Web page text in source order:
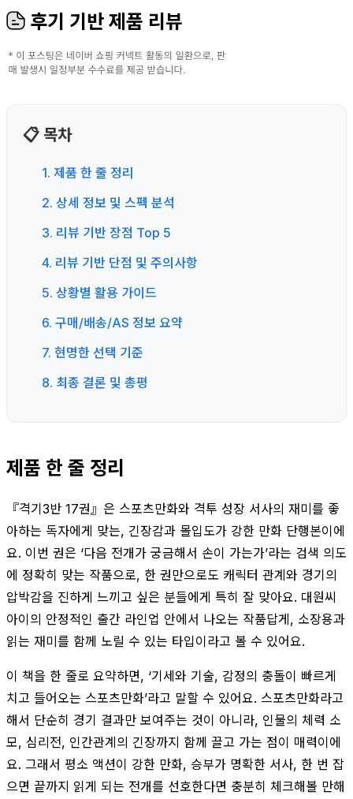
후기 기반 제품 리뷰
📋 목차
1. 제품 한 줄 정리
2. 상세 정보 및 스펙 분석
3. 리뷰 기반 장점 Top 5
4. 리뷰 기반 단점 및 주의사항
5. 상황별 활용 가이드
6. 구매/배송/AS 정보 요약
7. 현명한 선택 기준
8. 최종 결론 및 총평
제품 한 줄 정리
『격기3반 17권』은 스포츠만화와 격투 성장 서사의 재미를 좋
아하는 독자에게 맞는, 긴장감과 몰입도가 강한 만화 단행본이에
요. 이번 권은 ‘다음 전개가 궁금해서 손이 가는가’라는 검색 의도
에 정확히 맞는 작품으로, 한 권만으로도 캐릭터 관계와 경기의
압박감을 진하게 느끼고 싶은 분들에게 특히 잘 맞아요. 대원씨
아이의 안정적인 출간 라인업 안에서 나오는 작품답게, 소장용과
읽는 재미를 함께 노릴 수 있는 타입이라고 볼 수 있어요.
이 책을 한 줄로 요약하면, ‘기세와 기술, 감정의 충돌이 빠르게
치고 들어오는 스포츠만화’라고 말할 수 있어요. 스포츠만화라고
해서 단순히 경기 결과만 보여주는 것이 아니라, 인물의 체력 소
모, 심리전, 인간관계의 긴장까지 함께 끌고 가는 점이 매력이에
요. 그래서 평소 액션이 강한 만화, 승부가 명확한 서사, 한 번 잡
으면 끝까지 읽게 되는 전개를 선호한다면 충분히 체크해볼 만해